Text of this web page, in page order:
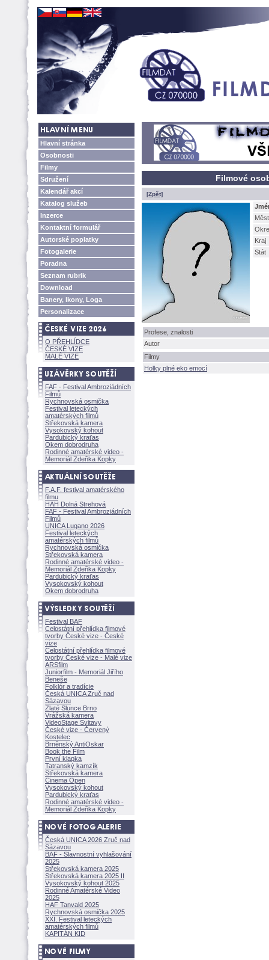
Hlavní stránka
Osobnosti
Filmy
Sdružení
Kalendář akcí
Katalog služeb
Inzerce
Kontaktní formulář
Autorské poplatky
Fotogalerie
Poradna
Seznam rubrik
Download
Banery, Ikony, Loga
Personalizace
O PŘEHLÍDCE
ČESKÉ VIZE
MALÉ VIZE
FAF - Festival Ambroziádních
Filmů
Rychnovská osmička
Festival leteckých
amatérských filmů
Střekovská kamera
Vysokovský kohout
Pardubický kraťas
Okem dobrodruha
Rodinné amatérské video -
Memoriál Zdeňka Kopky
F.A.F. festival amatérského
filmu
HAH Dolná Strehov
FAF - Festival Ambroziádních
Filmů
UNICA Lugano 2026
Festival leteckých
amatérských filmů
Rychnovská osmička
Střekovská kamera
Rodinné amatérské video -
Memoriál Zdeňka Kopky
Pardubický kraťas
Vysokovský kohout
Okem dobrodruha
Festival BAF
Celostátní přehlídka filmové
tvorby České vize - České
vize
Celostátní přehlídka filmové
tvorby České vize - Malé vize
ARSfilm
Juniorfilm - Memoriál Jiřího
Beneše
Folklór a tradície
Česká UNICA Zruč nad
Sázavou
Zlaté Slunce Brno
Vrážská kamera
VideoStage Svitavy
České vize - Červený
Kostelec
Brněnský AntiOskar
Book the Film
První klapka
Tatranský kamzík
Střekovská kamera
Cinema Open
Vysokovský kohout
Pardubický kraťas
Rodinné amatérské video -
Memoriál Zdeňka Kopky
Česká UNICA 2026 Zruč nad
Sázavou
BAF - Slavnostní vyhlašování
2025
Střekovská kamera 2025
Střekovská kamera 2025 II
Vysokovský kohout 2025
Rodinné Amatérské Video
2025
HAF Tanvald 2025
Rychnovská osmička 2025
XXI. Festival leteckých
amatérských filmů
KAPITÁN KID
Filmové
[Zpět]
Kraj
Stát
Profese, znalosti
Autor
Filmy
Holky plné eko emocí